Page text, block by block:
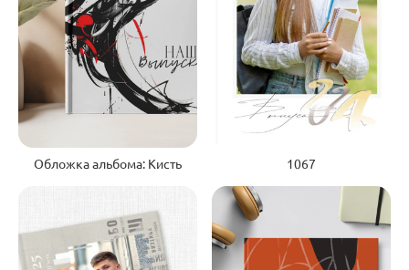
Обложка альбома: Кисть 1067